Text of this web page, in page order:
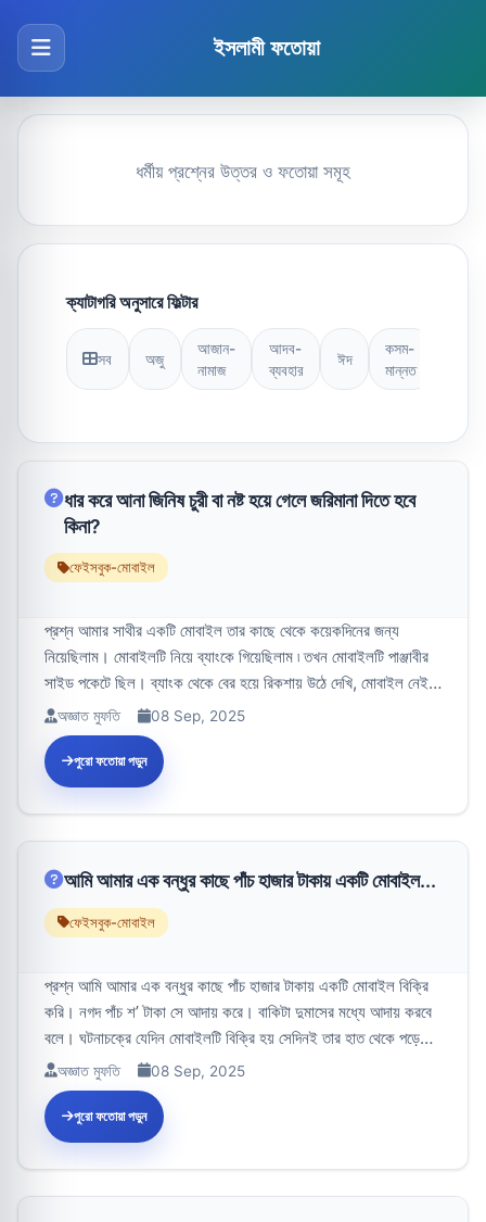
ইসলামী ফতোয়া
ধর্মীয় প্রশ্নের উত্তর ও ফতোয়া সমূহ
ক্যাটাগরি অনুসারে ফিল্টার
সব অজু
আজান-
নামাজ
আদব-
ব্যবহার
ঈদ
কসম-
মান্নত
ধার করে আনা জিনিষ চুরী বা নষ্ট হয়ে গেলে জরিমানা দিতে হবে
কিনা?
ফেইসবুক-মোবাইল
প্রশ্ন আমার সাথীর একটি মোবাইল তার কাছে থেকে কয়েকদিনের জন্য
নিয়েছিলাম। মোবাইলটি নিয়ে ব্যাংকে গিয়েছিলাম ৷ তখন মোবাইলটি পাঞ্জাবীর
সাইড পকেটে ছিল। ব্যাংক থেকে বের হয়ে রিকশায় উঠে দেখি, মোবাইল নেই।
আমা...
অজ্ঞাত মুফতি 08 Sep, 2025
পুরো ফতোয়া পড়ুন
আমি আমার এক বন্ধুর কাছে পাঁচ হাজার টাকায় একটি মোবাইল...
ফেইসবুক-মোবাইল
প্রশ্ন আমি আমার এক বন্ধুর কাছে পাঁচ হাজার টাকায় একটি মোবাইল বিক্রি
করি। নগদ পাঁচ শ’ টাকা সে আদায় করে। বাকিটা দুমাসের মধ্যে আদায় করবে
বলে। ঘটনাচক্রে যেদিন মোবাইলটি বিক্রি হয় সেদিনই তার হাত থেকে পড়ে
মো...অজ্ঞাত মুফতি 08 Sep, 2025
পুরো ফতোয়া পড়ুন